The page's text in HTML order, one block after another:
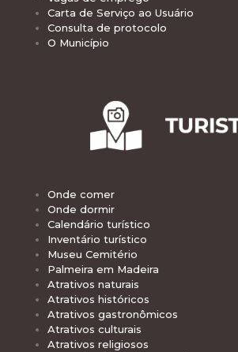
Carta de Serviço ao Usuário
Consulta de protocolo
O Município
Onde comer
Onde dormir
Calendário turístico
Inventário turístico
Museu Cemitério
Palmeira em Madeira
Atrativos naturais
Atrativos históricos
Atrativos gastronômicos
Atrativos culturais
Atrativos religiosos